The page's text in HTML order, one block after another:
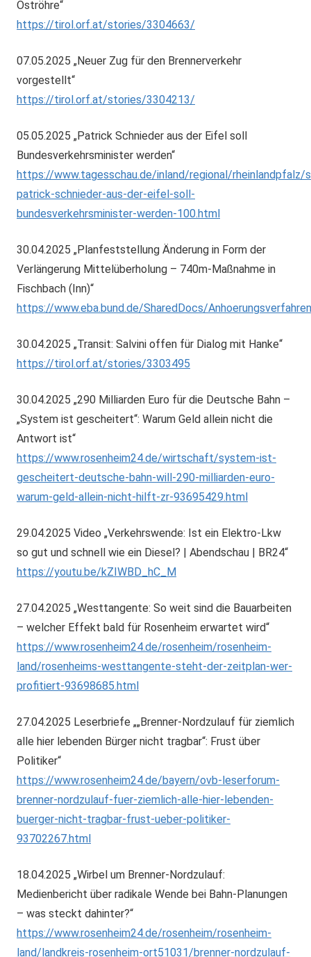
Oströhre“
https://tirol.orf.at/stories/3304663/
07.05.2025 „Neuer Zug für den Brennerverkehr
vorgestellt“
https://tirol.orf.at/stories/3304213/
05.05.2025 „Patrick Schnieder aus der Eifel soll
Bundesverkehrsminister werden“
https://www.tagesschau.de/inland/regional/rheinlandpfalz/
patrick-schnieder-aus-der-eifel-soll-
bundesverkehrsminister-werden-100.html
30.04.2025 „Planfeststellung Änderung in Form der
Verlängerung Mittelüberholung – 740m-Maßnahme in
Fischbach (Inn)“
https://www.eba.bund.de/SharedDocs/
30.04.2025 „Transit: Salvini offen für Dialog mit Hanke“
https://tirol.orf.at/stories/3303495
30.04.2025 „290 Milliarden Euro für die Deutsche Bahn –
„System ist gescheitert“: Warum Geld allein nicht die
Antwort ist“
https://www.rosenheim24.de/wirtschaft/system-ist-
gescheitert-deutsche-bahn-will-290-milliarden-euro-
warum-geld-allein-nicht-hilft-zr-93695429.html
29.04.2025 Video „Verkehrswende: Ist ein Elektro-Lkw
so gut und schnell wie ein Diesel? | Abendschau | BR24“
https://youtu.be/kZIWBD_hC_M
27.04.2025 „Westtangente: So weit sind die Bauarbeiten
– welcher Effekt bald für Rosenheim erwartet wird“
https://www.rosenheim24.de/rosenheim/rosenheim-
land/rosenheims-westtangente-steht-der-zeitplan-wer-
profitiert-93698685.html
27.04.2025 Leserbriefe „„Brenner-Nordzulauf für ziemlich
alle hier lebenden Bürger nicht tragbar“: Frust über
Politiker“
https://www.rosenheim24.de/bayern/ovb-leserforum-
brenner-nordzulauf-fuer-ziemlich-alle-hier-lebenden-
buerger-nicht-tragbar-frust-ueber-politiker-
93702267.html
18.04.2025 „Wirbel um Brenner-Nordzulauf:
Medienbericht über radikale Wende bei Bahn-Planungen
– was steckt dahinter?“
https://www.rosenheim24.de/rosenheim/rosenheim-
land/landkreis-rosenheim-ort51031/brenner-nordzulauf-